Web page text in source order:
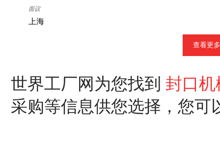
公司
面议
上海
查看更
世界工厂网为您找到 封口机
采购等信息供您选择，您